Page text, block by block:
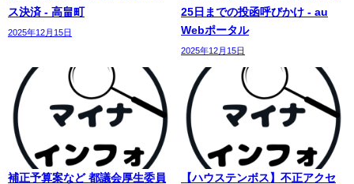
ス決済 - 高畠町
2025年12月15日
25日までの投函呼びかけ - au
Webポータル
2025年12月15日
補正予算案など 都議会厚生委員
【ハウステンボス】不正アクセ